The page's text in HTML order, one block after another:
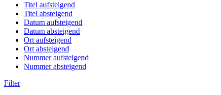
Titel aufsteigend
Titel absteigend
Datum aufsteigend
Datum absteigend
Ort aufsteigend
Ort absteigend
Nummer aufsteigend
Nummer absteigend
Filter